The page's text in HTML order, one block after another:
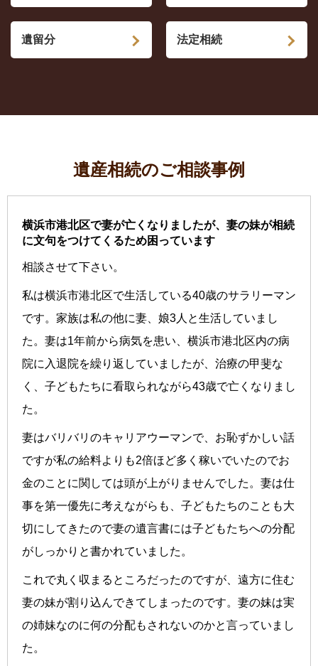
遺留分 法定相続
遺産相続のご相談事例
横浜市港北区で妻が亡くなりましたが、妻の妹が相続
に文句をつけてくるため困っています
相談させて下さい。
私は横浜市港北区で生活している40歳のサラリーマン
です。家族は私の他に妻、娘3人と生活していまし
た。妻は1年前から病気を患い、横浜市港北区内の病
院に入退院を繰り返していましたが、治療の甲斐な
く、子どもたちに看取られながら43歳で亡くなりまし
た。
妻はバリバリのキャリアウーマンで、お恥ずかしい話
ですが私の給料よりも2倍ほど多く稼いでいたのでお
金のことに関しては頭が上がりませんでした。妻は仕
事を第一優先に考えながらも、子どもたちのことも大
切にしてきたので妻の遺言書には子どもたちへの分配
がしっかりと書かれていました。
これで丸く収まるところだったのですが、遠方に住む
妻の妹が割り込んできてしまったのです。妻の妹は実
の姉妹なのに何の分配もされないのかと言っていまし
た。